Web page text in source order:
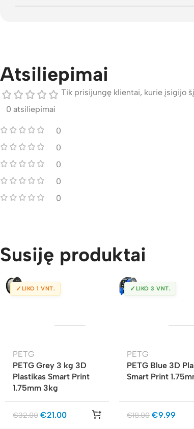
Atsiliepimai
0 atsiliepimai
0
0
0
0
0
Tik prisijungę klientai, kurie įsigijo
Susiję produktai
✓ LIKO 1 VNT.
PETG
PETG Grey 3 kg 3D
Plastikas Smart Print
1.75mm 3kg
€32.00 €21.00
✓ LIKO 3 VNT.
PETG
PETG Blue 3D
Smart Print
€18.00 €9.99